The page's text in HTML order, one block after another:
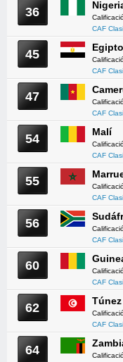
36
CAF
45 Egipto
CAF
47
CAF
54 Malí
CAF
55
CAF
56
CAF
60
CAF
62 Túnez
CAF
64